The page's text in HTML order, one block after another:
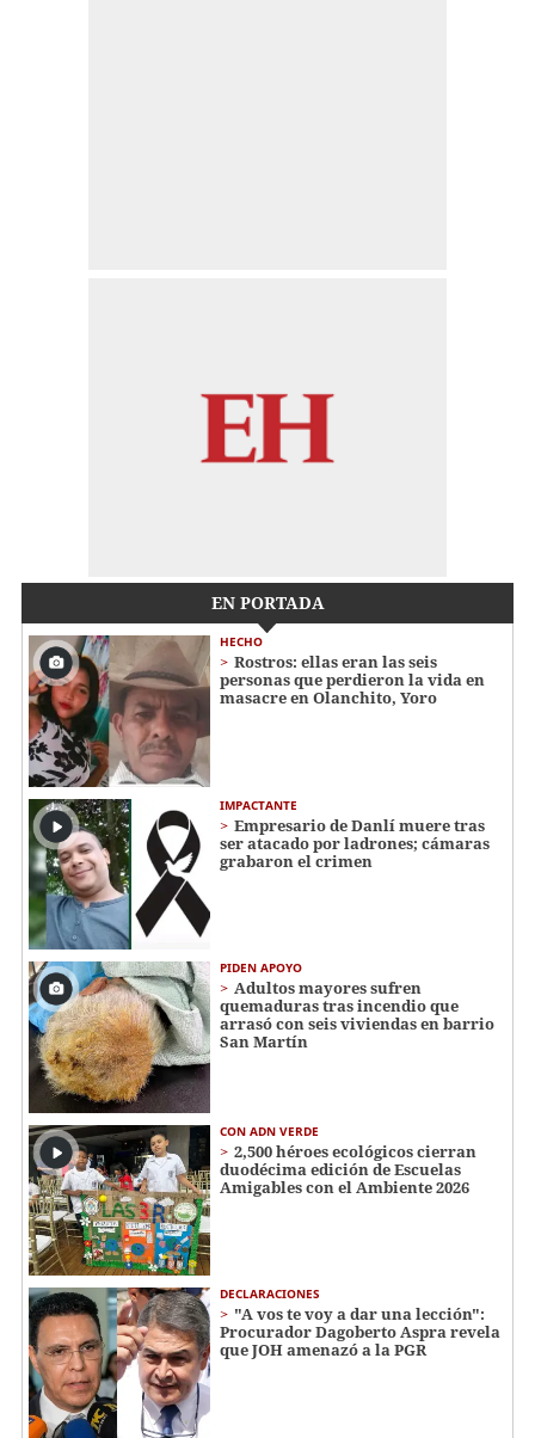
EN PORTADA
HECHO
Rostros: ellas eran las seis
personas que perdieron la vida en
masacre en Olanchito, Yoro
IMPACTANTE
Empresario de Danlí muere tras
ser atacado por ladrones; cámaras
grabaron el crimen
PIDEN APOYO
Adultos mayores sufren
quemaduras tras incendio que
arrasó con seis viviendas en barrio
San Martín
CON ADN VERDE
2,500 héroes ecológicos cierran
duodécima edición de Escuelas
Amigables con el Ambiente 2026
DECLARACIONES
"A vos te voy a dar una lección":
Procurador Dagoberto Aspra revela
que JOH amenazó a la PGR